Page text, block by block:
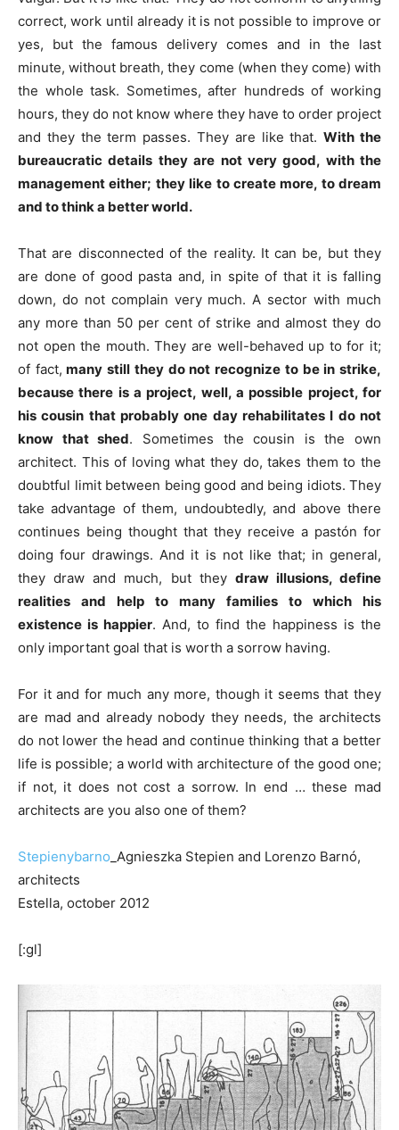
correct, work until already it is not possible to improve or
yes, but the famous delivery comes and in the last
minute, without breath, they come (when they come) with
the whole task. Sometimes, after hundreds of working
hours, they do not know where they have to order project
and they the term passes. They are like that.With the
bureaucratic details they are not very good, with the
management either; they like to create more, to dream
and to think a better world.
That are disconnected of the reality. It can be, but they
are done of good pasta and, in spite of that it is falling
down, do not complain very much. A sector with much
any more than 50 per cent of strike and almost they do
not open the mouth. They are well-behaved up to for it;
of fact, many still they do not recognize to be in strike,
because there is a project, well, a possible project, for
his cousin that probably one day rehabilitates I do not
know that shed. Sometimes the cousin is the own
architect. This of loving what they do, takes them to the
doubtful limit between being good and being idiots. They
take advantage of them, undoubtedly, and above there
continues being thought that they receive a pastón for
doing four drawings. And it is not like that; in general,
they draw and much, but they draw illusions, define
realities and help to many families to which his
existence is happier. And, to find the happiness is the
only important goal that is worth a sorrow having.
For it and for much any more, though it seems that they
are mad and already nobody they needs, the architects
do not lower the head and continue thinking that a better
life is possible; a world with architecture of the good one;
if not, it does not cost a sorrow. In end … these mad
architects are you also one of them?
Stepienybarno _Agnieszka Stepien and Lorenzo Barnó,
architects
Estella, october 2012
[:gl]